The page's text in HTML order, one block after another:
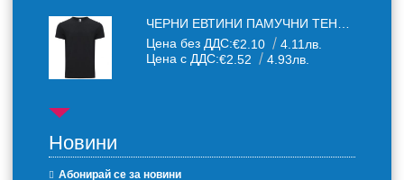
Цена без ДДС:€2.10
4.11лв.
Цена с ДДС:€2.52 4.93лв.
Новини
Абонирай се за новини